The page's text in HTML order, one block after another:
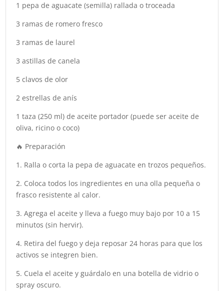
1 pepa de aguacate (semilla) rallada o troceada
3 ramas de romero fresco
3 ramas de laurel
3 astillas de canela
5 clavos de olor
2 estrellas de anís
1 taza (250 ml) de aceite portador (puede ser aceite de
oliva, ricino o coco)
🔥 Preparación
1. Ralla o corta la pepa de aguacate en trozos pequeños.
2. Coloca todos los ingredientes en una olla pequeña o
frasco resistente al calor.
3. Agrega el aceite y lleva a fuego muy bajo por 10 a 15
minutos (sin hervir).
4. Retira del fuego y deja reposar 24 horas para que los
activos se integren bien.
5. Cuela el aceite y guárdalo en una botella de vidrio o
spray oscuro.